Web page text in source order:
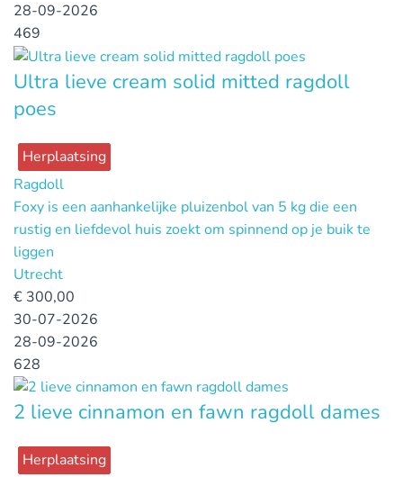
28-09-2026
469
Ultra lieve cream solid mitted ragdoll
poes
Herplaatsing
Ragdoll
Foxy is een aanhankelijke pluizenbol van 5 kg die een
rustig en liefdevol huis zoekt om spinnend op je buik te
liggen
Utrecht
€ 300,00
30-07-2026
28-09-2026
628
2 lieve cinnamon en fawn ragdoll dames
Herplaatsing